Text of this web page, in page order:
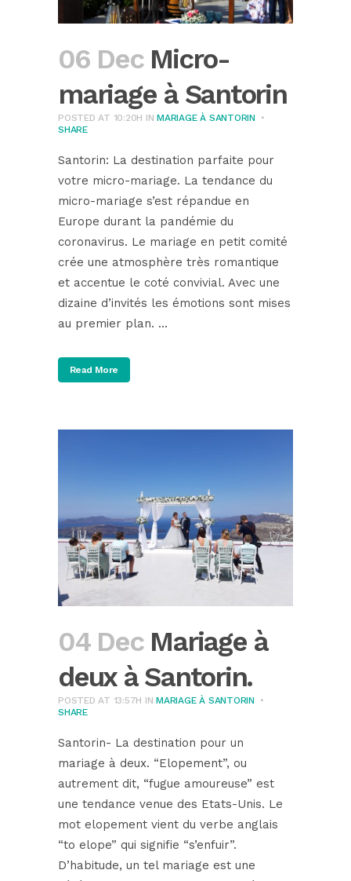
06 Dec Micro-
mariage à Santorin
POSTED AT 10:20H INMARIAGE À SANTORIN
SHARE
Santorin: La destination parfaite pour
votre micro-mariage. La tendance du
micro-mariage s’est répandue en
Europe durant la pandémie du
coronavirus. Le mariage en petit comité
crée une atmosphère très romantique
et accentue le coté convivial. Avec une
dizaine d’invités les émotions sont mises
au premier plan. ...
Read More
04 Dec Mariage à
deux à Santorin.
POSTED AT 13:57H INMARIAGE À SANTORIN
SHARE
Santorin- La destination pour un
mariage à deux. “Elopement”, ou
autrement dit, “fugue amoureuse” est
une tendance venue des Etats-Unis. Le
mot elopement vient du verbe anglais
“to elope” qui signifie “s’enfuir”.
D’habitude, un tel mariage est une